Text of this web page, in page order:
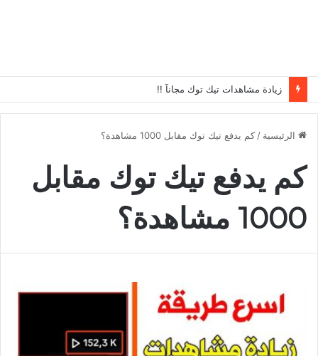
زيادة مشاهدات تيك توك مجانآ !!
الرئيسية /كم يدفع تيك توك مقابل 1000 مشاهدة؟
كم يدفع تيك توك مقابل
1000 مشاهدة؟